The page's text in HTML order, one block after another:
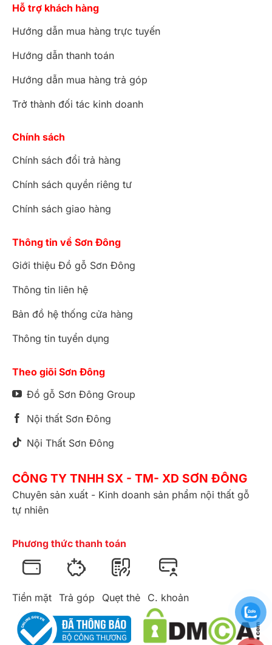
Hỗ trợ khách hàng
Hướng dẫn mua hàng trực tuyến
Hướng dẫn thanh toán
Hướng dẫn mua hàng trả góp
Trở thành đối tác kinh doanh
Chính sách
Chính sách đổi trả hàng
Chính sách quyền riêng tư
Chính sách giao hàng
Thông tin về Sơn Đông
Giới thiệu Đồ gỗ Sơn Đông
Thông tin liên hệ
Bản đồ hệ thống cửa hàng
Thông tin tuyển dụng
Theo giõi Sơn Đông
Đồ gỗ Sơn Đông Group
Nội thất Sơn Đông
Nội Thất Sơn Đông
CÔNG TY TNHH SX - TM- XD SƠN ĐÔNG
Chuyên sản xuất - Kinh doanh sản phẩm nội thất gỗ
tự nhiên
Phương thức thanh toán
Tiền mặt Trả góp Quẹt thẻ C. khoản